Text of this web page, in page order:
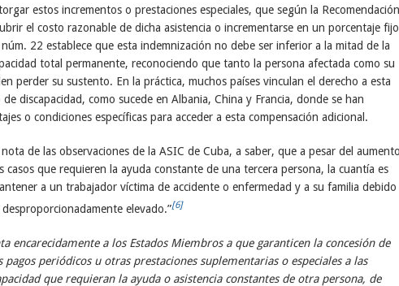
estos incrementos o prestaciones especiales, que según la Recomendación
el costo razonable de dicha asistencia o incrementarse en un porcentaje
núm. 22 establece que esta indemnización no debe ser inferior a la mitad de la
total permanente, reconociendo que tanto la persona afectada como su
perder su sustento. En la práctica, muchos países vinculan el derecho a esta
discapacidad, como sucede en Albania, China y Francia, donde se han
o condiciones específicas para acceder a esta compensación adicional.
de las observaciones de la ASIC de Cuba, a saber, que a pesar del aumento
casos que requieren la ayuda constante de una tercera persona, la cuantía es
a un trabajador víctima de accidente o enfermedad y a su familia debido
elevado.”[6]
encarecidamente a los Estados Miembros a que garanticen la concesión de
pagos periódicos u otras prestaciones suplementarias o especiales a las
que requieran la ayuda o asistencia constantes de otra persona, de